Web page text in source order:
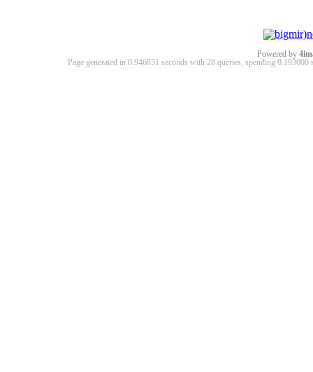
Powered by
Page generated in 0.946851 seconds with 28 queries, spending